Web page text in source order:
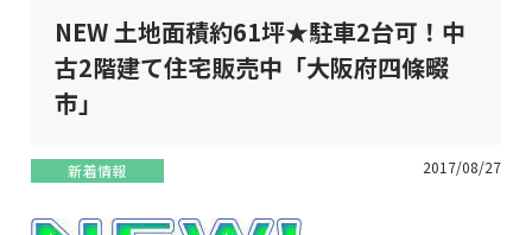
NEW 土地面積約61坪★駐車2台可！中
古2階建て住宅販売中「大阪府四條畷
市」
新着情報 2017/08/27